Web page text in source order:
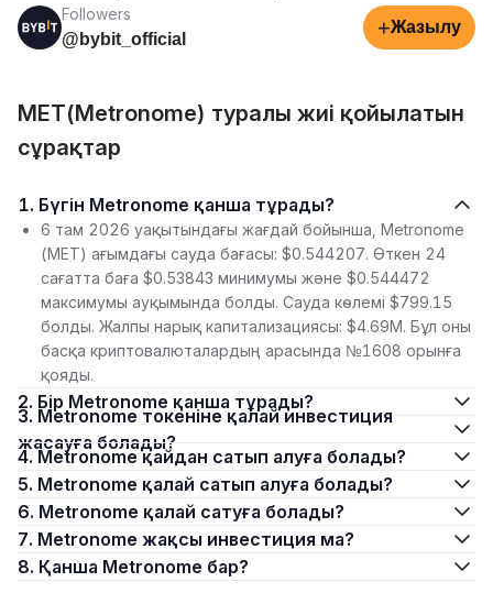
Followers
@bybit_official
+Жазылу
MET(Metronome) туралы жиі қойылатын
сұрақтар
1. Бүгін Metronome қанша тұрады?
6 там 2026 уақытындағы жағдай бойынша, Metronome
(MET) ағымдағы сауда бағасы: $0.544207. Өткен 24
сағатта баға $0.53843 минимумы және $0.544472
максимумы ауқымында болды. Сауда көлемі $799.15
болды. Жалпы нарық капитализациясы: $4.69M. Бұл оны
басқа криптовалюталардың арасында №1608 орынға
қояды.
2. Бір Metronome қанша тұрады?
3. Metronome токеніне қалай инвестиция
жасауға болады?
4. Metronome қайдан сатып алуға болады?
5. Metronome қалай сатып алуға болады?
6. Metronome қалай сатуға болады?
7. Metronome жақсы инвестиция ма?
8. Қанша Metronome бар?